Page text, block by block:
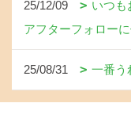
25/12/09
いつも
アフターフォロー
25/08/31 一番う